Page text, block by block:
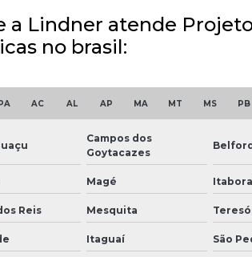
a Lindner atende
no brasil:
AC AL AP MA MT MS PB
Campos dos
Goytacazes
Magé
Reis Mesquita
Itaguaí São